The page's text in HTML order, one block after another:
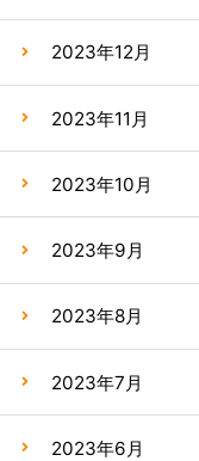
2023年12月
2023年11月
2023年10月
2023年9月
2023年8月
2023年7月
2023年6月